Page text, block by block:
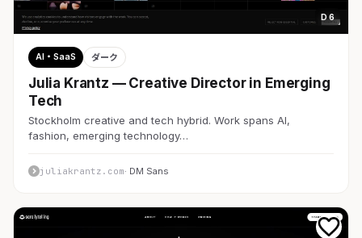
D 6
AI・SaaS ダーク
Julia Krantz — Creative Director in Emerging
Tech
Stockholm creative and tech hybrid. Work spans AI,
fashion, emerging technology…
juliakrantz.com· DM Sans